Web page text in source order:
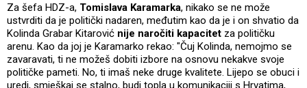
Za šefa HDZ-a, Tomislava Karamarka, nikako se ne može
ustvrditi da je politički nadaren, međutim kao da je i on shvatio da
Kolinda Grabar Kitarović nije naročiti kapacitet za političku
arenu. Kao da joj je Karamarko rekao: "Čuj Kolinda, nemojmo se
zavaravati, ti ne možeš dobiti izbore na osnovu nekakve svoje
političke pameti. No, ti imaš neke druge kvalitete. Lijepo se obuci i
uredi, smješkaj se stalno, budi topla u komunikaciji s Hrvatima,